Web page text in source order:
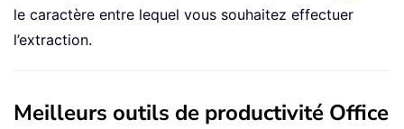
le caractère entre lequel vous souhaitez effectuer
l’extraction.
Meilleurs outils de productivité Office